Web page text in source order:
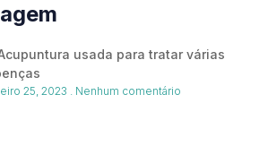
usada para tratar várias
25, 2023 Nenhum comentário